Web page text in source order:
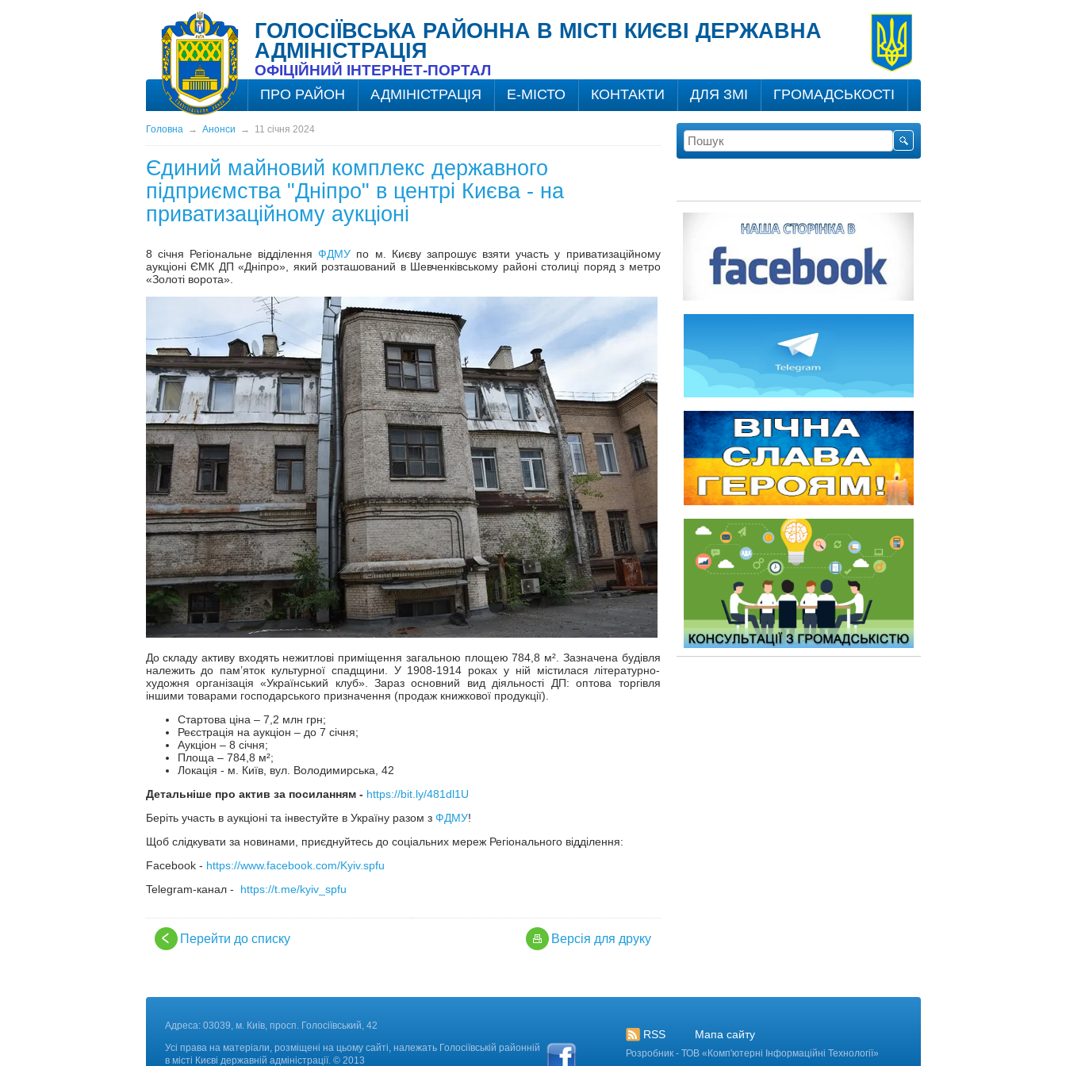
ГОЛОСІЇВСЬКА РАЙОННА В МІСТІ КИЄВІ ДЕРЖАВНА
АДМІНІСТРАЦІЯ
ОФІЦІЙНИЙ ІНТЕРНЕТ-ПОРТАЛ
ПРО РАЙОН АДМІНІСТРАЦІЯ Е-МІСТО КОНТАКТИ ДЛЯ ЗМІ ГРОМАДСЬКОСТІ
Головна→ Анонси → 11 січня 2024
Єдиний майновий комплекс державного
підприємства "Дніпро" в центрі Києва - на
приватизаційному аукціоні
8 січня Регіональне відділенняФДМУ по м. Києву запрошує взяти участь у приватизаційному
аукціоні ЄМК ДП «Дніпро», який розташований в Шевченківському районі столиці поряд з метро
«Золоті ворота».
До складу активу входять нежитлові приміщення загальною площею 784,8 м². Зазначена будівля
належить до пам’яток культурної спадщини. У 1908-1914 роках у ній містилася літературно-
художня організація «Український клуб». Зараз основний вид діяльності ДП: оптова торгівля
іншими товарами господарського призначення (продаж книжкової продукції).
Стартова ціна – 7,2 млн грн;
Реєстрація на аукціон – до 7 січня;
Аукціон – 8 січня;
Площа – 784,8 м²;
Локація - м. Київ, вул. Володимирська, 42
Детальніше про актив за посиланням - https://bit.ly/481dl1U
Беріть участь в аукціоні та інвестуйте в Україну разом з ФДМУ!
Щоб слідкувати за новинами, приєднуйтесь до соціальних мереж Регіонального відділення:
Facebook - https://www.facebook.com/Kyiv.spfu
Telegram-канал - https://t.me/kyiv_spfu
Перейти до списку Версiя для друку
Адреса: 03039, м. Київ, просп. Голосіївський, 42
Усі права на матеріали, розміщені на цьому сайті, належать Голосіївській районній
в місті Києві державній адміністрації. © 2013
RSS Мапа сайту
Розробник - ТОВ « Комп'ютерні Інформаційні Технології»